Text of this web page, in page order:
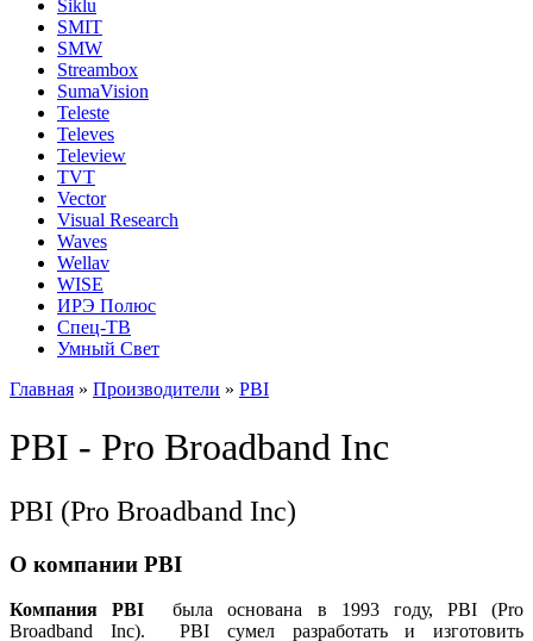
Siklu
SMIT
SMW
Streambox
SumaVision
Teleste
Televes
Teleview
TVT
Vector
Visual Research
Waves
Wellav
WISE
ИРЭ Полюс
Спец-ТВ
Умный Свет
Главная » Производители » PBI
PBI - Pro Broadband Inc
PBI (Pro Broadband Inc)
О компании PBI
Компания PBI была основана в 1993 году, PBI (Pro
Broadband Inc). PBI сумел разработать и изготовить